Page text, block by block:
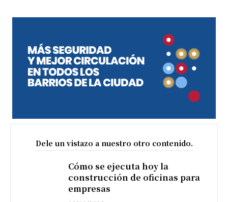
Dele un vistazo a nuestro otro contenido.
Cómo se ejecuta hoy la
construcción de oficinas para
empresas